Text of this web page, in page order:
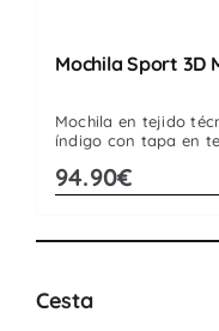
Mochila Sport 3D
Mochila en tejido
índigo con tapa en
94.90€
Cesta